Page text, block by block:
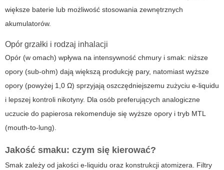
większe baterie lub możliwość stosowania zewnętrznych
akumulatorów.
Opór grzałki i rodzaj inhalacji
Opór (w omach) wpływa na intensywność chmury i smak: niższe
opory (sub-ohm) dają większą produkcję pary, natomiast wyższe
opory (powyżej 1,0 Ω) sprzyjają oszczędniejszemu zużyciu e-liquidu
i lepszej kontroli nikotyny. Dla osób preferujących analogiczne
uczucie do papierosa rekomenduje się wyższe opory i tryb MTL
(mouth-to-lung).
Jakość smaku: czym się kierować?
Smak zależy od jakości e-liquidu oraz konstrukcji atomizera. Filtry